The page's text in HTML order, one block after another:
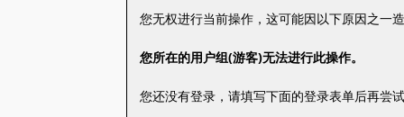
您无权进行当前操作，这可能因以下原因之一
您所在的用户组(游客)无法进行此操作。
您还没有登录，请填写下面的登录表单后再尝